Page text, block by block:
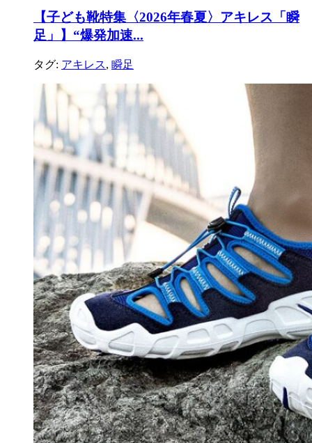
【子ども靴特集〈2026年春夏〉アキレス「瞬
足」】“爆発加速...
タグ: アキレス, 瞬足